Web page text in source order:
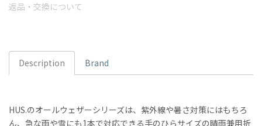
返品・交換について
Description Brand
HUS.のオールウェザーシリーズは、紫外線や暑さ対策にはもちろ
ん、急な雨や雪にも1本で対応できる手のひらサイズの晴雨兼用折